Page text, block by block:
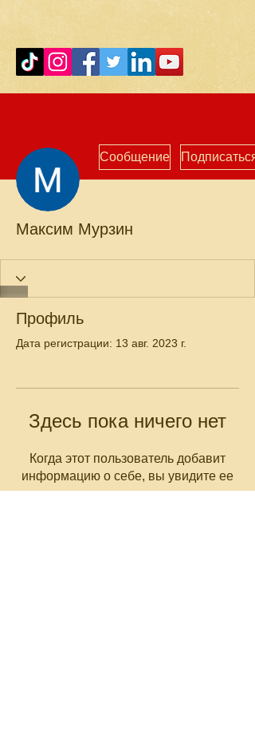
Сообщение Подписаться
Максим Мурзин
Профиль
Дата регистрации: 13 авг. 2023 г.
Здесь пока ничего нет
Когда этот пользователь добавит
информацию о себе, вы увидите ее
здесь.